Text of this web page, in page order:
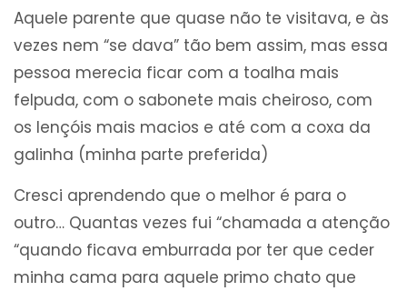
Aquele parente que quase não te visitava, e às
vezes nem “se dava” tão bem assim, mas essa
pessoa merecia ficar com a toalha mais
felpuda, com o sabonete mais cheiroso, com
os lençóis mais macios e até com a coxa da
galinha (minha parte preferida)
Cresci aprendendo que o melhor é para o
outro… Quantas vezes fui “chamada a atenção
“quando ficava emburrada por ter que ceder
minha cama para aquele primo chato que